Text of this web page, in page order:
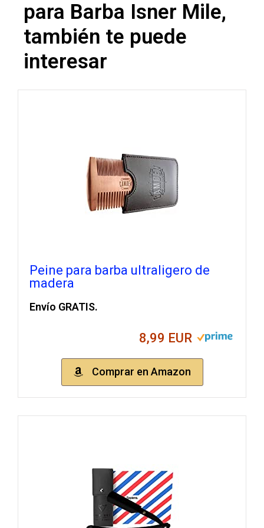
para Barba Isner Mile,
también te puede
interesar
Peine para barba ultraligero de
madera
Envío GRATIS.
8,99 EUR
Comprar en Amazon